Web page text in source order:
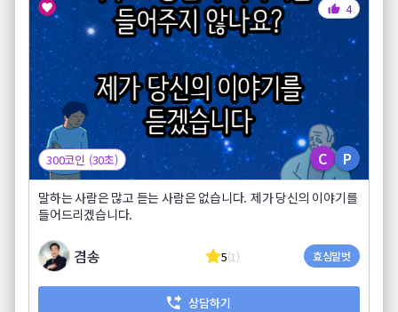
4
300코인 (30초) C P
말하는 사람은 많고 듣는 사람은 없습니다. 제가 당신의 이야기를
들어드리겠습니다.
겸송 5(1) 효심말벗
상담하기